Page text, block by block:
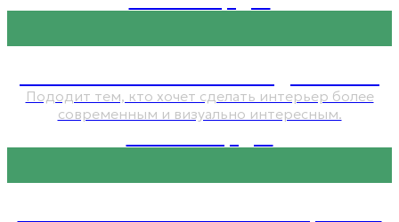
Пододит тем, кто хочет сделать интерьер более
современным и визуально интересным.